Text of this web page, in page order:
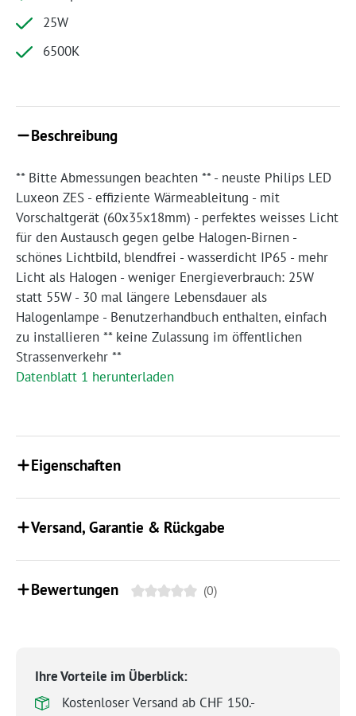
25W
6500K
Beschreibung
** Bitte Abmessungen beachten ** - neuste Philips LED
Luxeon ZES - effiziente Wärmeableitung - mit
Vorschaltgerät (60x35x18mm) - perfektes weisses Licht
für den Austausch gegen gelbe Halogen-Birnen -
schönes Lichtbild, blendfrei - wasserdicht IP65 - mehr
Licht als Halogen - weniger Energieverbrauch: 25W
statt 55W - 30 mal längere Lebensdauer als
Halogenlampe - Benutzerhandbuch enthalten, einfach
zu installieren ** keine Zulassung im öffentlichen
Strassenverkehr **
Datenblatt 1 herunterladen
Eigenschaften
Versand, Garantie & Rückgabe
Bewertungen (0)
Ihre Vorteile im Überblick:
Kostenloser Versand ab CHF 150.-